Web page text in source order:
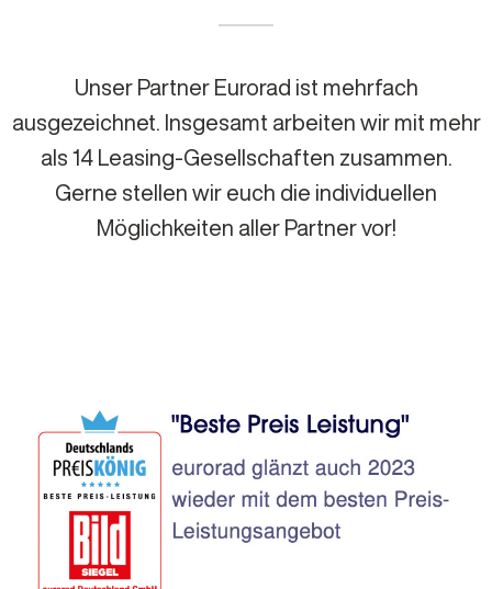
Unser Partner Eurorad ist mehrfach
ausgezeichnet. Insgesamt arbeiten wir mit mehr
als 14 Leasing-Gesellschaften zusammen.
Gerne stellen wir euch die individuellen
Möglichkeiten aller Partner vor!